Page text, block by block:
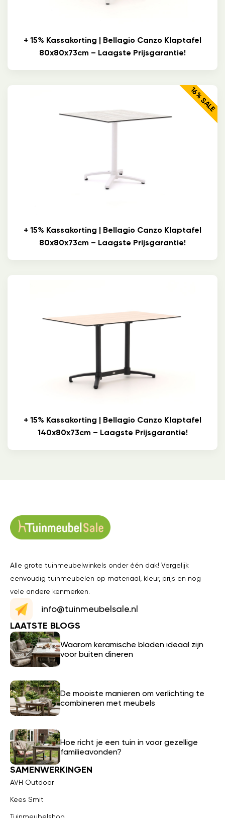
+ 15% Kassakorting | Bellagio Canzo Klaptafel
80x80x73cm – Laagste Prijsgarantie!
16% SALE
+ 15% Kassakorting | Bellagio Canzo Klaptafel
80x80x73cm – Laagste Prijsgarantie!
+ 15% Kassakorting | Bellagio Canzo Klaptafel
140x80x73cm – Laagste Prijsgarantie!
Alle grote tuinmeubelwinkels onder één dak! Vergelijk
eenvoudig tuinmeubelen op materiaal, kleur, prijs en nog
vele andere kenmerken.
info@tuinmeubelsale.nl
LAATSTE BLOGS
Waarom keramische bladen ideaal zijn
voor buiten dineren
De mooiste manieren om verlichting te
combineren met meubels
Hoe richt je een tuin in voor gezellige
familieavonden?
SAMENWERKINGEN
AVH Outdoor
Kees Smit